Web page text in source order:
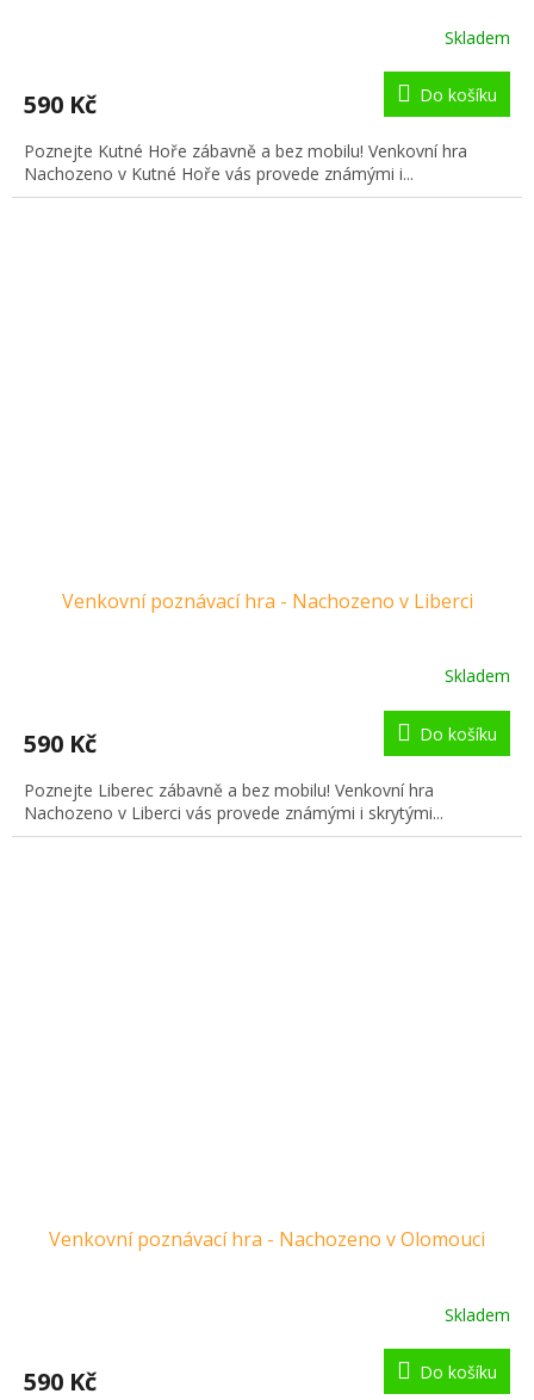
Skladem
590 Kč Do košíku
Poznejte Kutné Hoře zábavně a bez mobilu! Venkovní hra
Nachozeno v Kutné Hoře vás provede známými i...
Venkovní poznávací hra - Nachozeno v Liberci
Skladem
590 Kč Do košíku
Poznejte Liberec zábavně a bez mobilu! Venkovní hra
Nachozeno v Liberci vás provede známými i skrytými...
Venkovní poznávací hra - Nachozeno v Olomouci
Skladem
590 Kč Do košíku